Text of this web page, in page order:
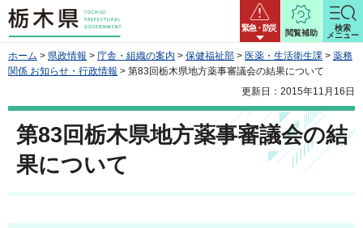
栃木県 緊急・防災
閲覧補助
検索
メニュー
ホーム > 県政情報 > 庁舎・組織の案内 > 保健福祉部 > 医薬・生活衛生課 > 薬務
関係 お知らせ・行政情報 > 第83回栃木県地方薬事審議会の結果について
更新日：2015年11月16日
第83回栃木県地方薬事審議会の結
果について